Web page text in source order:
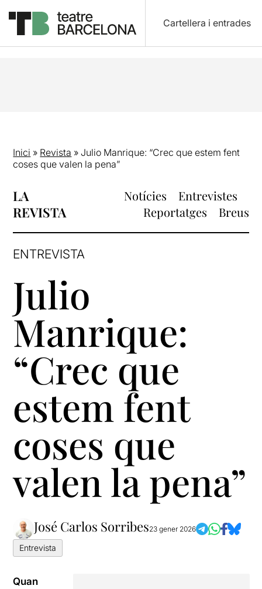
Cartellera i entrades
Inici » Revista » Julio Manrique: “Crec que estem fent
coses que valen la pena”
LA
REVISTA
Notícies
Entrevistes
Reportatges
Breus
ENTREVISTA
Julio
Manrique:
“Crec que
estem fent
coses que
valen la pena”
José Carlos Sorribes23 gener 2026
Entrevista
Quan